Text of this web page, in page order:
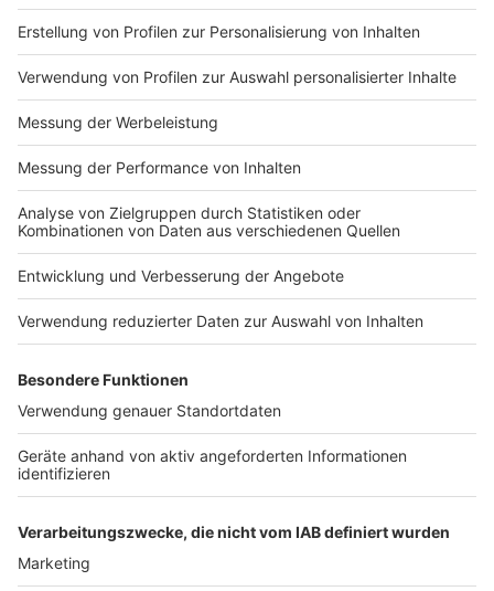
Impressum
Nutzungsbedingungen
Jobs
Presse
Werben
Archiv
ANTENNE BAYERN GROUP
Stiftung ANTENNE BAYERN
hilft
Teilnahmebedingungen
Kontakt
Studio-Hotline
Verkehrs-Hotline
Newsletter